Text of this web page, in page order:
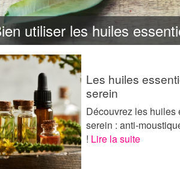
utiliser les huiles
Les huiles
serein
Découvrez les
serein : anti-
! Lire la suite